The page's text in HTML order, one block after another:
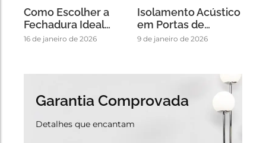
Como Escolher a
Fechadura Ideal…
16 de janeiro de 2026
Isolamento Acústico
em Portas de…
9 de janeiro de 2026
Garantia Comprovada
Detalhes que encantam